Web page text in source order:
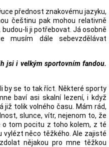
přednost znakovému jazyku,
češtinu pak mohou relativně
li ji potřebovat. Já osobně
musím dále sebevzdělávat
jsi i velkým sportovním fandou.
by se to tak říct. Některé sporty
baví asi skalní lezení, i když
již tolik volného času. Mám rád,
slunce, vítr, nejenom to, že
o tom pocitu z toho kolem, z té
vylézt něco těžkého. Ale zajisté
nějakou pro mne těžkou